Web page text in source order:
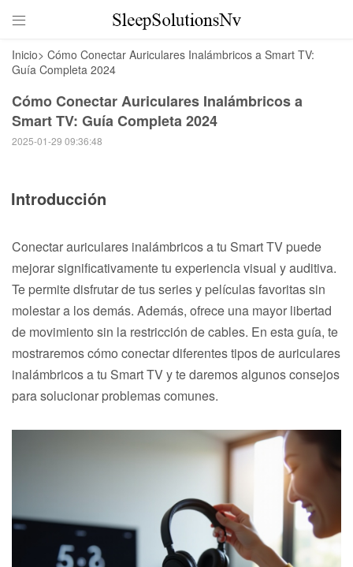

Inicio> Cómo Conectar Auriculares Inalámbricos a Smart TV:
Guía Completa 2024
Cómo Conectar Auriculares Inalámbricos a
Smart TV: Guía Completa 2024
2025-01-29 09:36:48
Introducción
Conectar auriculares inalámbricos a tu Smart TV puede
mejorar significativamente tu experiencia visual y auditiva.
Te permite disfrutar de tus series y películas favoritas sin
molestar a los demás. Además, ofrece una mayor libertad
de movimiento sin la restricción de cables. En esta guía, te
mostraremos cómo conectar diferentes tipos de auriculares
inalámbricos a tu Smart TV y te daremos algunos consejos
para solucionar problemas comunes.